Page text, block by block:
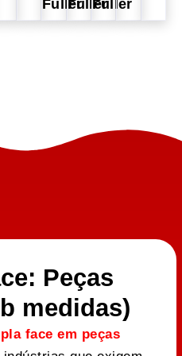
FullerFullerFuller
Peças
medidas)
face em peças